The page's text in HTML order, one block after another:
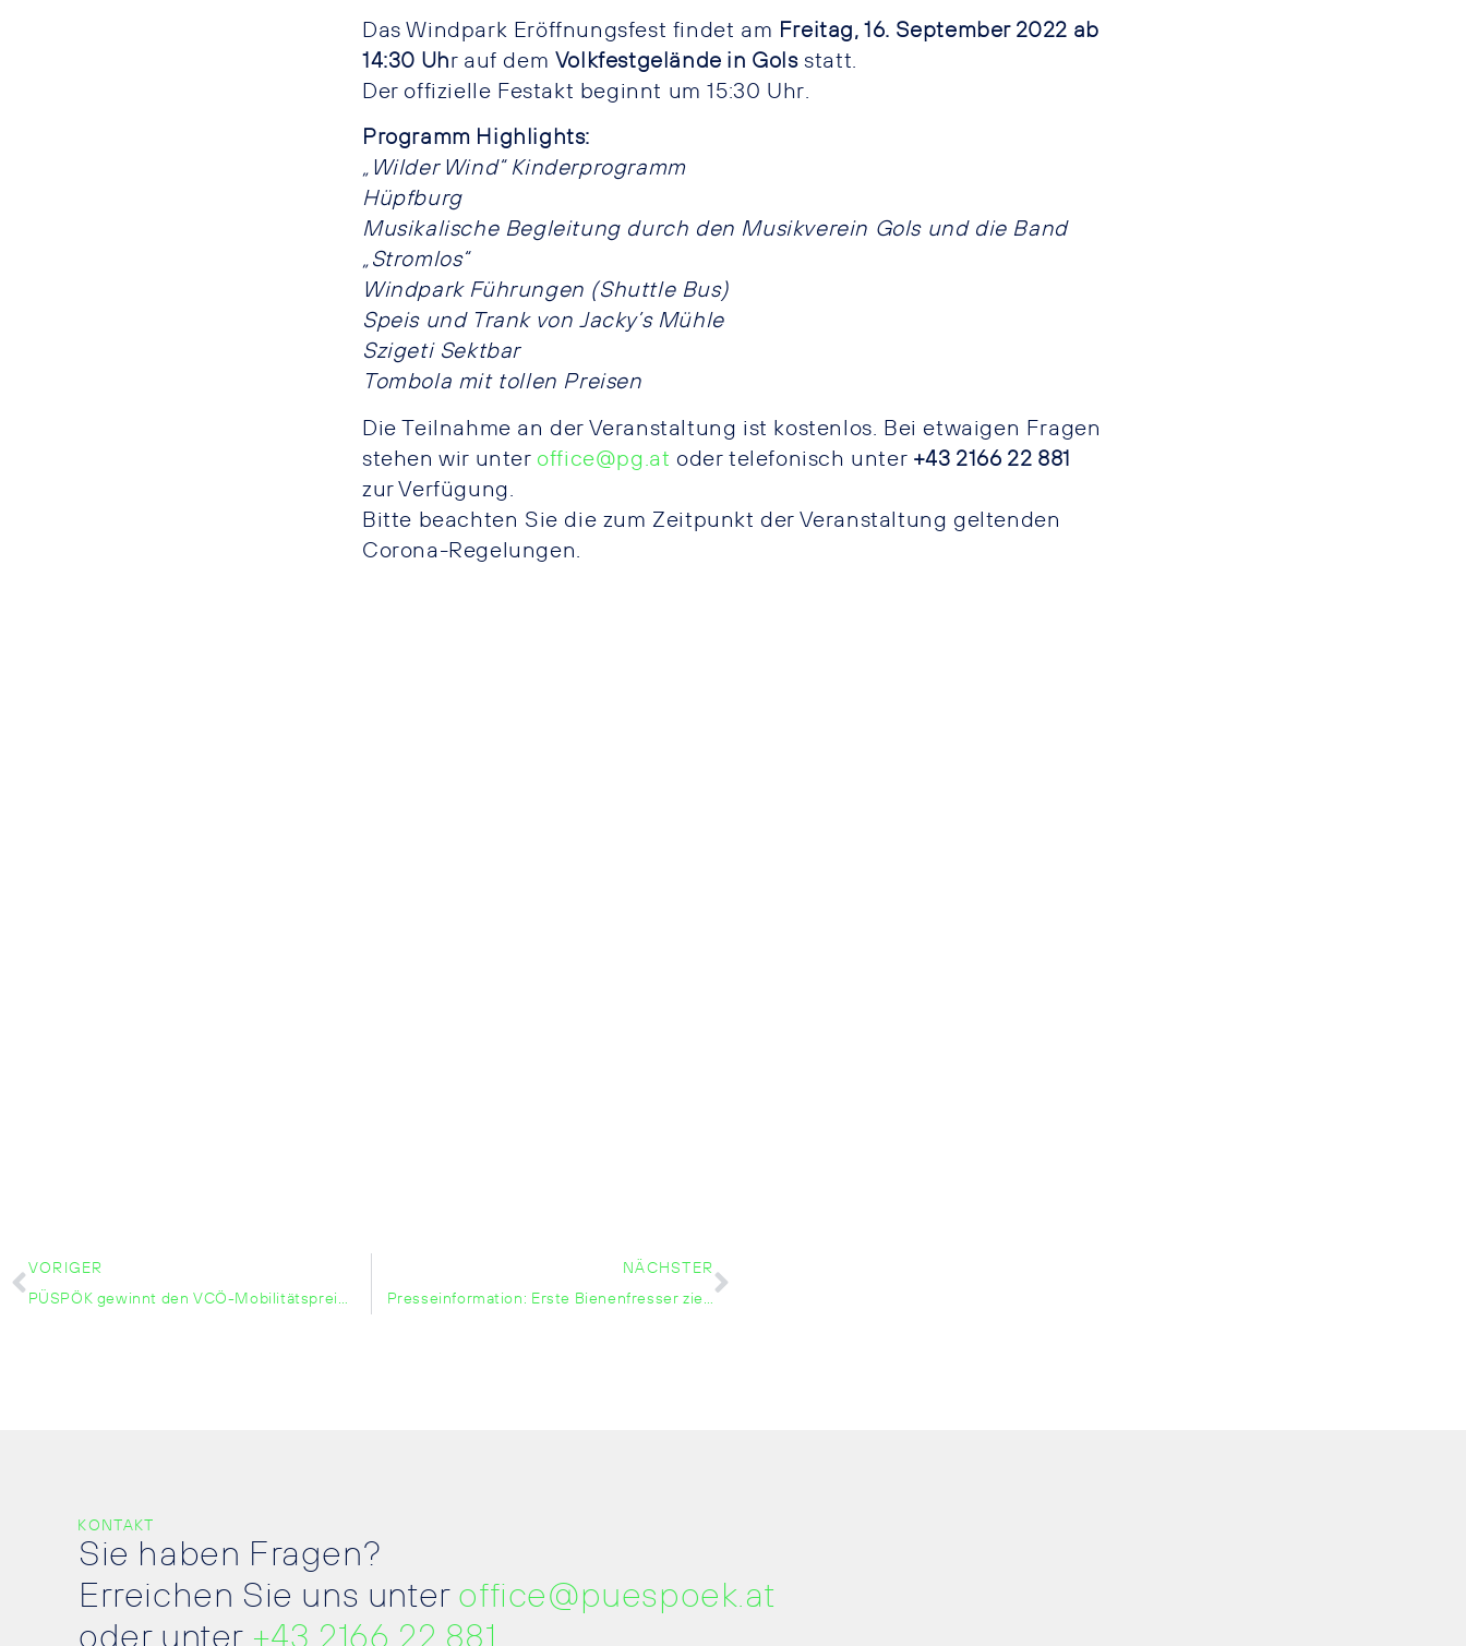
Das Windpark Eröffnungsfest findet am Freitag, 16. September 2022 ab
14:30 Uhr auf dem Volkfestgelände in Golsstatt.
Der offizielle Festakt beginnt um 15:30 Uhr.
Programm Highlights:
„Wilder Wind“ Kinderprogramm
Hüpfburg
Musikalische Begleitung durch den Musikverein Gols und die Band
„Stromlos“
Windpark Führungen (Shuttle Bus)
Speis und Trank von Jacky’s Mühle
Szigeti Sektbar
Tombola mit tollen Preisen
Die Teilnahme an der Veranstaltung ist kostenlos. Bei etwaigen Fragen
stehen wir unter office@pg.at oder telefonisch unter +43 2166 22 881
zur Verfügung.
Bitte beachten Sie die zum Zeitpunkt der Veranstaltung geltenden
Corona-Regelungen.
VORIGER
PÜSPÖK gewinnt den VCÖ-Mobilitätspreis 2022 im Burgenland
NÄCHSTER
Presseinformation: Erste Bienenfresser ziehen im Seewinkel ein
KONTAKT
Sie haben Fragen?
Erreichen Sie uns unteroffice@puespoek.at